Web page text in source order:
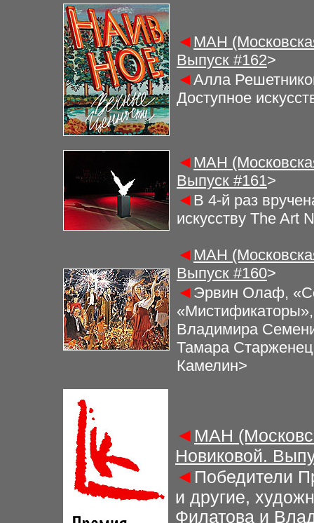
◄ МАН
Выпуск #162>
◄ Алла
Доступное
◄ МАН
Выпуск #161>
◄ В 4-й раз
искусству The Art
◄ МАН
Выпуск #160>
◄ Эрвин Олаф,
Владимира
Тамара
Камелин>
◄ МАН
Новиковой.
◄ Победители
и другие,
Филатова и